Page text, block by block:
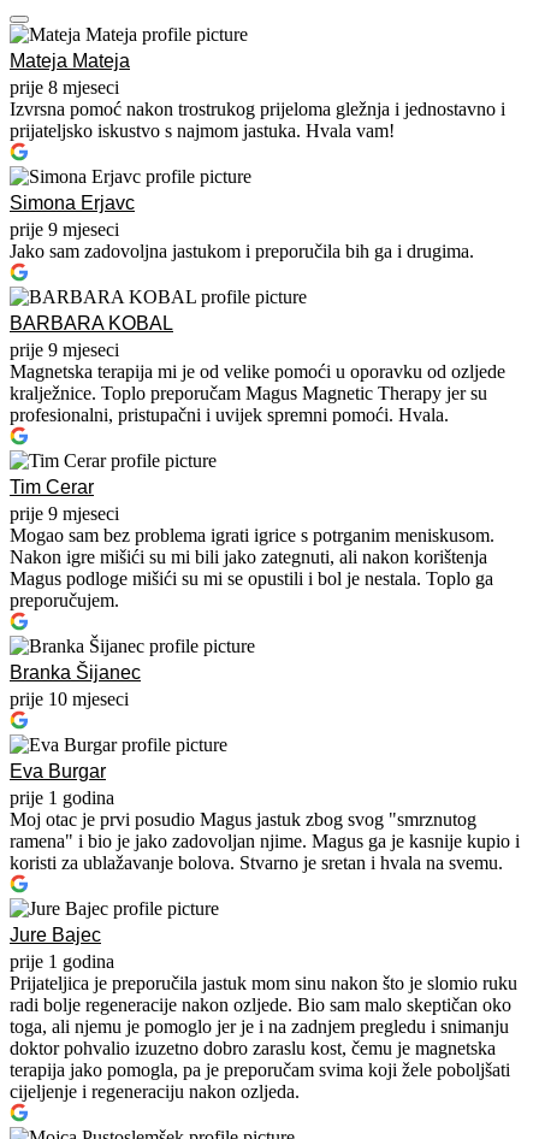
Mateja Mateja
prije 8 mjeseci
Izvrsna pomoć nakon trostrukog prijeloma gležnja i jednostavno i
prijateljsko iskustvo s najmom jastuka. Hvala vam!
Simona Erjavc
prije 9 mjeseci
Jako sam zadovoljna jastukom i preporučila bih ga i drugima.
BARBARA KOBAL
prije 9 mjeseci
Magnetska terapija mi je od velike pomoći u oporavku od ozljede
kralježnice. Toplo preporučam Magus Magnetic Therapy jer su
profesionalni, pristupačni i uvijek spremni pomoći. Hvala.
Tim Cerar
prije 9 mjeseci
Mogao sam bez problema igrati igrice s potrganim meniskusom.
Nakon igre mišići su mi bili jako zategnuti, ali nakon korištenja
Magus podloge mišići su mi se opustili i bol je nestala. Toplo ga
preporučujem.
Branka Šijanec
prije 10 mjeseci
Eva Burgar
prije 1 godina
Moj otac je prvi posudio Magus jastuk zbog svog "smrznutog
ramena" i bio je jako zadovoljan njime. Magus ga je kasnije kupio i
koristi za ublažavanje bolova. Stvarno je sretan i hvala na svemu.
Jure Bajec
prije 1 godina
Prijateljica je preporučila jastuk mom sinu nakon što je slomio ruku
radi bolje regeneracije nakon ozljede. Bio sam malo skeptičan oko
toga, ali njemu je pomoglo jer je i na zadnjem pregledu i snimanju
doktor pohvalio izuzetno dobro zaraslu kost, čemu je magnetska
terapija jako pomogla, pa je preporučam svima koji žele poboljšati
cijeljenje i regeneraciju nakon ozljeda.